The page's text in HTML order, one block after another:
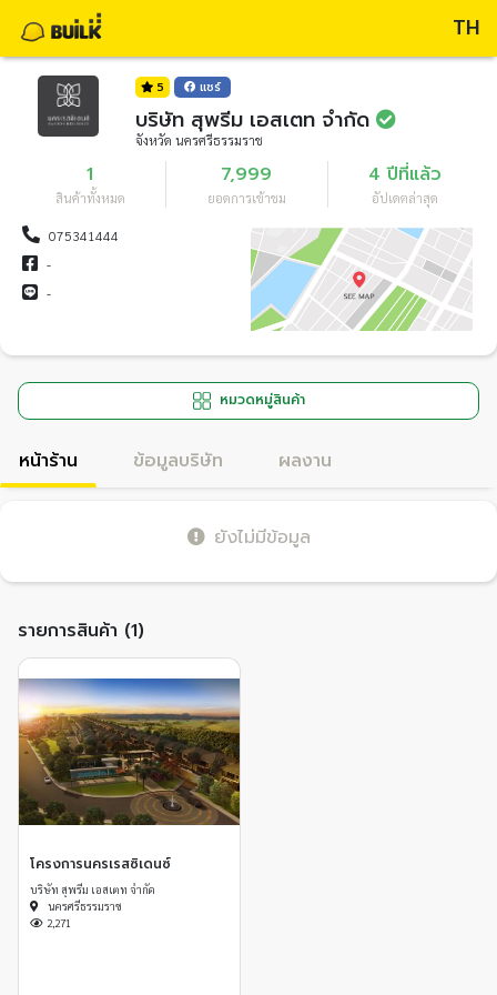
TH
5 แชร์
บริษัท สุพรีม เอสเตท จำกัด
จังหวัด นครศรีธรรมราช
1
สินค้าทั้งหมด
7,999
ยอดการเข้าชม
4 ปีที่แล้ว
อัปเดตล่าสุด
075341444
-
-
หมวดหมู่สินค้า
หน้าร้าน ข้อมูลบริษัท ผลงาน
ยังไม่มีข้อมูล
รายการสินค้า (1)
โครงการนครเรสซิเดนซ์
บริษัท สุพรีม เอสเตท จำกัด
นครศรีธรรมราช
2,271